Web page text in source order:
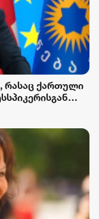
რასაც ქართული
დამხობის